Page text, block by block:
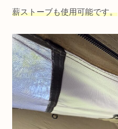
薪ストーブも使用可能です。